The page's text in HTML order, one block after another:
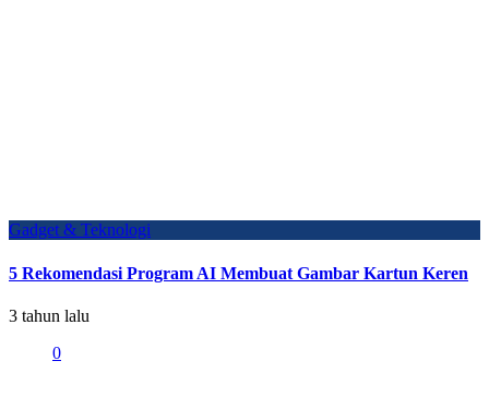
Gadget & Teknologi
5 Rekomendasi Program AI Membuat Gambar Kartun Keren
3 tahun lalu
0